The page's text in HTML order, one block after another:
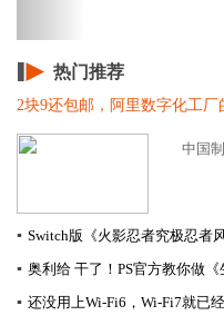
热门推荐
2块9还包邮，阿里数字化工厂
中国
▪ Switch版《火影忍者究极忍者风
▪ 奥利给 干了！PS官方教你做
▪ 还没用上Wi-Fi6，Wi-Fi7就已经